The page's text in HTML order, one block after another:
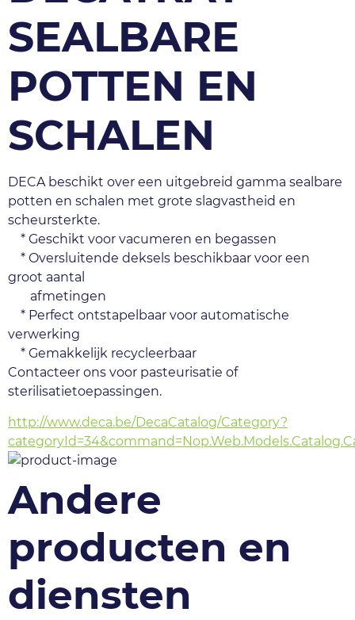
SEALBARE
POTTEN EN
SCHALEN
DECA beschikt over een uitgebreid gamma sealbare
potten en schalen met grote slagvastheid en
scheursterkte.
    * Geschikt voor vacumeren en begassen
groot aantal
       afmetingen
verwerking
    * Gemakkelijk recycleerbaar
Contacteer ons voor pasteurisatie of
sterilisatietoepassingen.
http://www.deca.be/DecaCatalog/Category?
Andere
producten en
diensten